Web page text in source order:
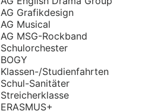
AG Grafikdesign
AG Musical
AG MSG-Rockband
Schulorchester
BOGY
Klassen-/Studienfahrten
Schul-Sanitäter
Streicherklasse
ERASMUS+